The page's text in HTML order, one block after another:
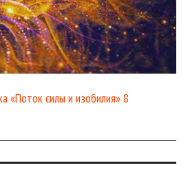
«Поток силы и изобилия» 8